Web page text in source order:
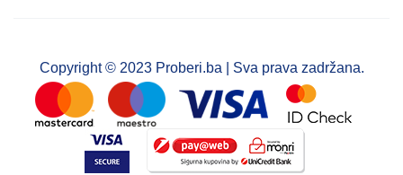
Copyright © 2023 Proberi.ba | Sva prava zadržana.